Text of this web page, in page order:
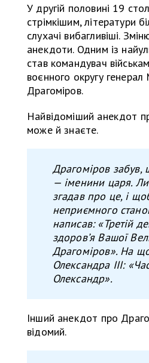
У другій половині 19
стрімкішим, літератури
слухачі вибагливіші.
анекдоти. Одним із
став командувач
воєнного округу
Драгоміров.
Найвідоміший анекдот
може й знаєте.
Драгоміров
— іменини царя.
згадав про це, і
неприємного
написав: «Третій
здоров’я Вашої
Драгоміров». На
Олександра ІІІ:
Олександр».
Інший анекдот про
відомий.